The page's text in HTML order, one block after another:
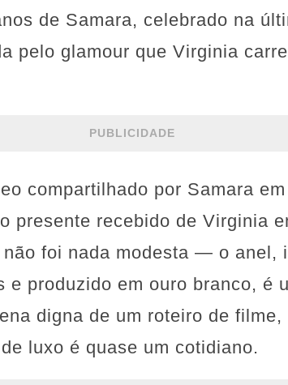
de Samara, celebrado na
pelo glamour que Virginia
PUBLICIDADE
compartilhado por Samara
presente recebido de Virginia
foi nada modesta — o anel,
e produzido em ouro branco, é
digna de um roteiro de
luxo é quase um cotidiano.